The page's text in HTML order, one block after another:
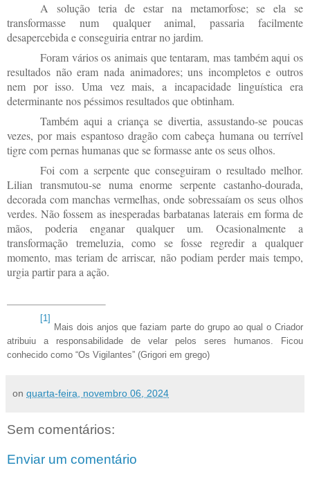
A solução teria de estar na metamorfose; se ela se
transformasse num qualquer animal, passaria facilmente
desapercebida e conseguiria entrar no jardim.
Foram vários os animais que tentaram, mas também aqui os
resultados não eram nada animadores; uns incompletos e outros
nem por isso. Uma vez mais, a incapacidade linguística era
determinante nos péssimos resultados que obtinham.
Também aqui a criança se divertia, assustando-se poucas
vezes, por mais espantoso dragão com cabeça humana ou terrível
tigre com pernas humanas que se formasse ante os seus olhos.
Foi com a serpente que conseguiram o resultado melhor.
Lilian transmutou-se numa enorme serpente castanho-dourada,
decorada com manchas vermelhas, onde sobressaíam os seus olhos
verdes. Não fossem as inesperadas barbatanas laterais em forma de
mãos, poderia enganar qualquer um. Ocasionalmente a
transformação tremeluzia, como se fosse regredir a qualquer
momento, mas teriam de arriscar, não podiam perder mais tempo,
urgia partir para a ação.
[1]
Mais dois anjos que faziam parte do grupo ao qual o Criador
atribuiu a responsabilidade de velar pelos seres humanos. Ficou
conhecido como “Os Vigilantes” (Grigori em grego)
on quarta-feira, novembro 06, 2024
Sem comentários:
Enviar um comentário